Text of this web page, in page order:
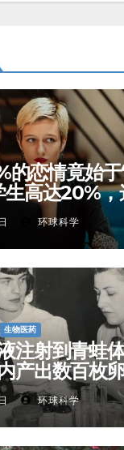
的恋情竟始
生高达20%，
特质环球科学
生物医药
注射到青蛙
产出数百枚
环球科学